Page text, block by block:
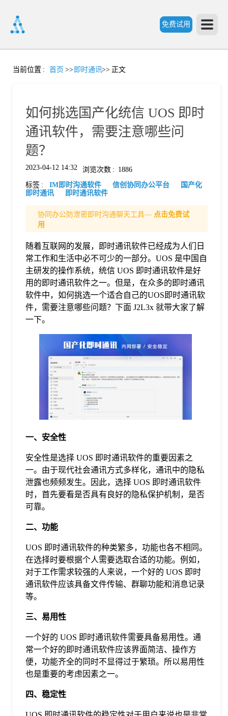
免费试用
首
价
格
常
当前位置 : 首页 >> 即时通讯>> 正文
如何挑选国产化统信 UOS 即时
通讯软件，需要注意哪些问
题？
2023-04-12 14:32 浏览次数 : 1886
标签 : IM即时沟通软件 信创协同办公平台
国产化
即时通讯
即时通讯软件
协同办公防泄密即时沟通聊天工具— 点击免费试
用
随着互联网的发展，即时通讯软件已经成为人们日
常工作和生活中必不可少的一部分。UOS 是中国自
主研发的操作系统，统信 UOS 即时通讯软件是好
用的即时通讯软件之一。但是，在众多的即时通讯
软件中，如何挑选一个适合自己的UOS即时通讯软
件，需要注意哪些问题？下面 J2L3x 就带大家了解
一下。
一、安全性
安全性是选择 UOS 即时通讯软件的重要因素之
一。由于现代社会通讯方式多样化，通讯中的隐私
泄露也频频发生。因此，选择 UOS 即时通讯软件
时，首先要看是否具有良好的隐私保护机制，是否
可靠。
二、功能
UOS 即时通讯软件的种类繁多，功能也各不相同。
在选择时要根据个人需要选取合适的功能。例如，
对于工作需求较强的人来说，一个好的 UOS 即时
通讯软件应该具备文件传输、群聊功能和消息记录
等。
三、易用性
一个好的 UOS 即时通讯软件需要具备易用性。通
常一个好的即时通讯软件应该界面简洁、操作方
便，功能齐全的同时不显得过于繁琐。所以易用性
也是重要的考虑因素之一。
四、稳定性